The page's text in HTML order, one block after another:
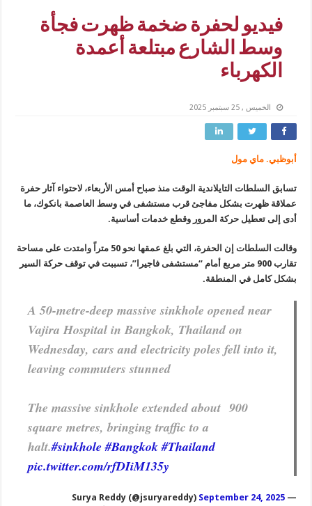
فيديو لحفرة ضخمة ظهرت فجأة
وسط الشارع مبتلعة أعمدة
الكهرباء
الخميس , 25 سبتمبر 2025
أبوظبي. ماي مول
تسابق السلطات التايلاندية الوقت منذ صباح أمس الأربعاء، لاحتواء آثار حفرة
عملاقة ظهرت بشكل مفاجئ قرب مستشفى في وسط العاصمة بانكوك، ما
أدى إلى تعطيل حركة المرور وقطع خدمات أساسية.
وقالت السلطات إن الحفرة، التي بلغ عمقها نحو 50 متراً وامتدت على مساحة
تقارب 900 متر مربع أمام “مستشفى فاجيرا”، تسببت في توقف حركة السير
بشكل كامل في المنطقة.
A 50-metre-deep massive sinkhole opened near
Vajira Hospital in Bangkok, Thailand on
Wednesday, cars and electricity poles fell into it,
leaving commuters stunned
The massive sinkhole extended about 900
square metres, bringing traffic to a
halt.#sinkhole #Bangkok #Thailand
pic.twitter.com/rfDIiM135y
— Surya Reddy (@jsuryareddy)
September 24, 2025